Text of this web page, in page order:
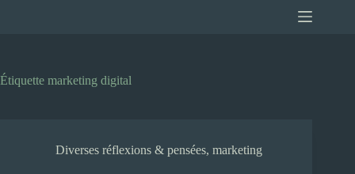
Étiquette marketing digital
Diverses réflexions & pensées, marketing